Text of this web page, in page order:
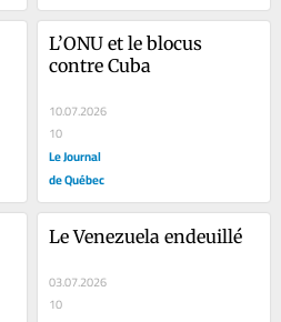
L’ONU et le blocus
contre Cuba
10.07.2026
10
Le Journal
de Québec
Le Venezuela endeuillé
03.07.2026
10